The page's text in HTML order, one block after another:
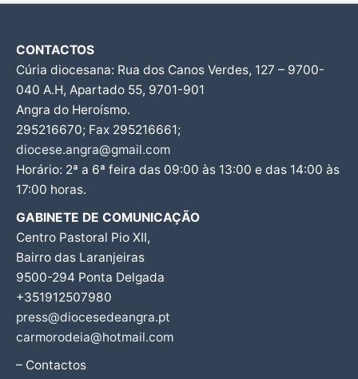
CONTACTOS
Cúria diocesana: Rua dos Canos Verdes, 127 – 9700-
040 A.H, Apartado 55, 9701-901
Angra do Heroísmo.
295216670; Fax 295216661;
diocese.angra@gmail.com
Horário: 2ª a 6ª feira das 09:00 às 13:00 e das 14:00 às
17:00 horas.
GABINETE DE COMUNICAÇÃO
Centro Pastoral Pio XII,
Bairro das Laranjeiras
9500-294 Ponta Delgada
+351912507980
press@diocesedeangra.pt
carmorodeia@hotmail.com
– Contactos